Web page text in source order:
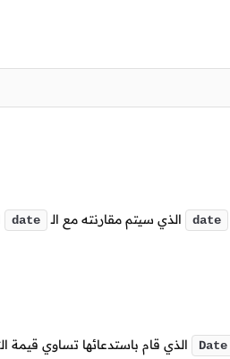
date الذي سيتم مقارنته مع الـ date
Date الذي قام باستدعائها تساوي قيمة